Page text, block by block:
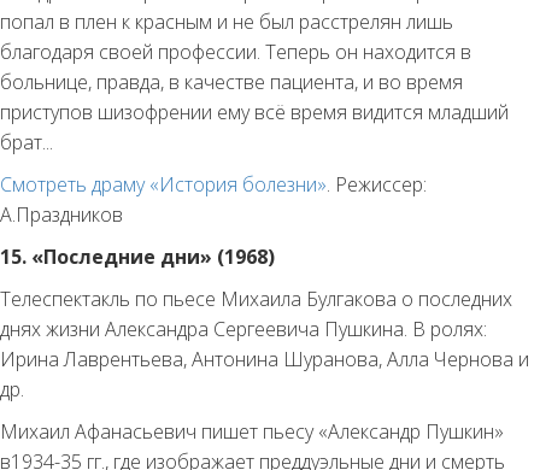
попал в плен к красным и не был расстрелян лишь
благодаря своей профессии. Теперь он находится в
больнице, правда, в качестве пациента, и во время
приступов шизофрении ему всё время видится младший
брат...
Смотреть драму «История болезни». Режиссер:
А.Праздников
15. «Последние дни» (1968)
Телеспектакль по пьесе Михаила Булгакова о последних
днях жизни Александра Сергеевича Пушкина. В ролях:
Ирина Лаврентьева, Антонина Шуранова, Алла Чернова и
др.
Михаил Афанасьевич пишет пьесу «Александр Пушкин»
в1934-35 гг., где изображает преддуэльные дни и смерть